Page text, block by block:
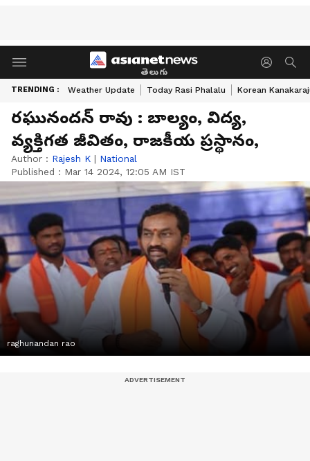
తెలుగు
TRENDING : Weather Update Today Rasi Phalalu Korean
రఘునందన్ రావు : బాల్యం, విద్య,
వ్యక్తిగత జీవితం, రాజకీయ ప్రస్థానం,
Author : Rajesh K | National
Published : Mar 14 2024, 12:05 AM IST
raghunandan rao